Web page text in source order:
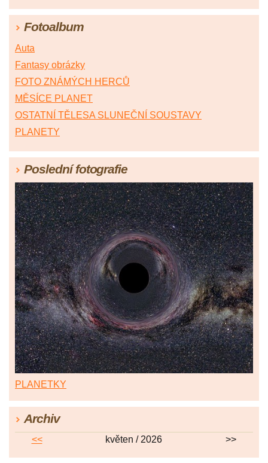
Fotoalbum
Auta
Fantasy obrázky
FOTO ZNÁMÝCH HERCŮ
MĚSÍCE PLANET
OSTATNÍ TĚLESA SLUNEČNÍ SOUSTAVY
PLANETY
Poslední fotografie
PLANETKY
Archiv
<< květen / 2026 >>